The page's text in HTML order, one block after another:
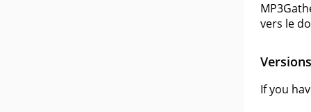
vers le
Versions
If you